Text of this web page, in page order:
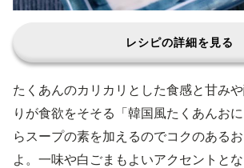
レシピの詳細を見る
たくあんのカリカリとした食感と甘み
りが食欲をそそる「韓国風たくあんお
らスープの素を加えるのでコクのある
よ。一味や白ごまもよいアクセントと